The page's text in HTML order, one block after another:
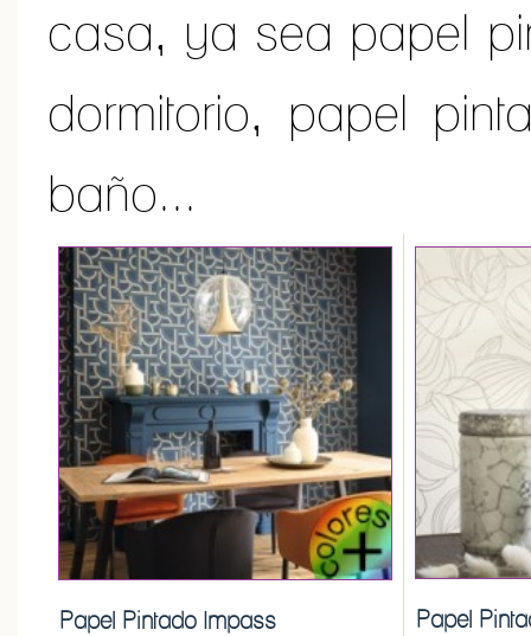
casa, ya sea papel
dormitorio, papel
baño...
Papel Pintado Impass Papel